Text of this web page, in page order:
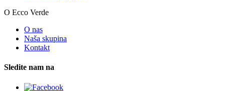
O Ecco Verde
O nas
Naša skupina
Kontakt
Sledite nam na